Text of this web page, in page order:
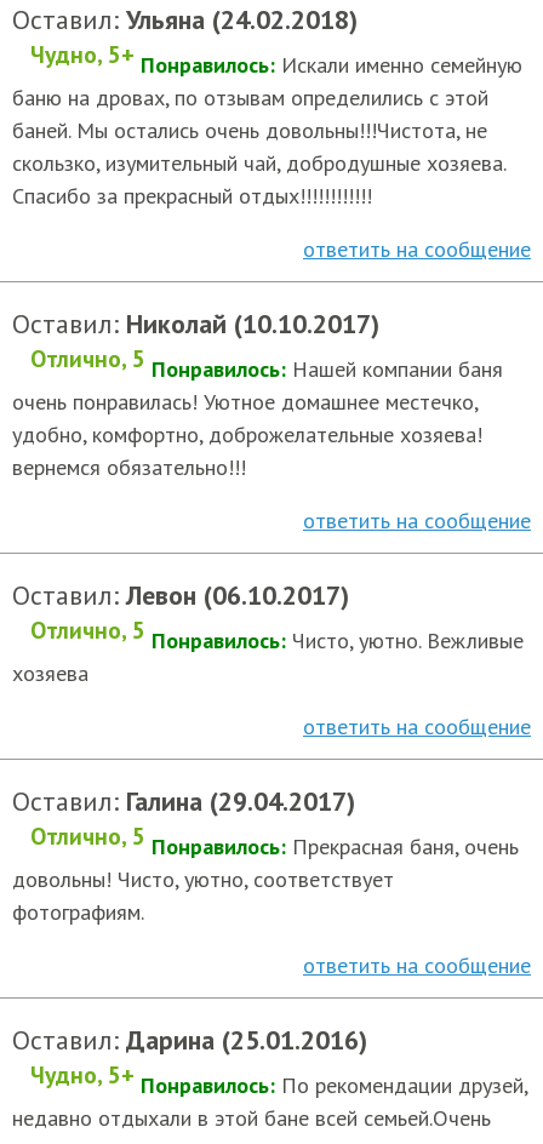
Оставил: Ульяна (24.02.2018)
Чудно, 5+ Понравилось: Искали именно семейную
баню на дровах, по отзывам определились с этой
баней. Мы остались очень довольны!!!Чистота, не
скользко, изумительный чай, добродушные хозяева.
Спасибо за прекрасный отдых!!!!!!!!!!!!
ответить на сообщение
Оставил: Николай (10.10.2017)
Отлично, 5 Понравилось: Нашей компании баня
очень понравилась! Уютное домашнее местечко,
удобно, комфортно, доброжелательные хозяева!
вернемся обязательно!!!
ответить на сообщение
Оставил:Левон (06.10.2017)
Отлично, 5 Понравилось: Чисто, уютно. Вежливые
хозяева
ответить на сообщение
Оставил: Галина (29.04.2017)
Отлично, 5 Понравилось: Прекрасная баня, очень
довольны! Чисто, уютно, соответствует
фотографиям.
ответить на сообщение
Оставил: Дарина (25.01.2016)
Чудно, 5+ Понравилось: По рекомендации друзей,
недавно отдыхали в этой бане всей семьей.Очень